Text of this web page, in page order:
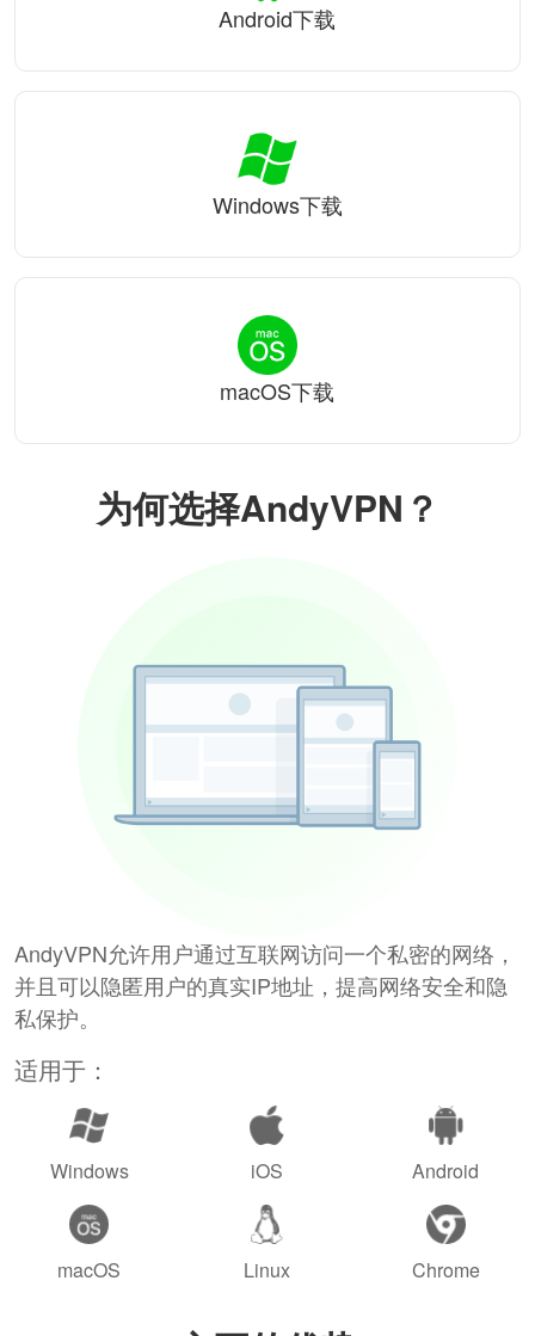
为何选择AndyVPN？
AndyVPN允许用户通过互联网访问一个私密的网络，
并且可以隐匿用户的真实IP地址，提高网络安全和隐
私保护。
适用于：
Windows iOS Android
macOS Linux Chrome
Android下载
Windows下载
macOS下载